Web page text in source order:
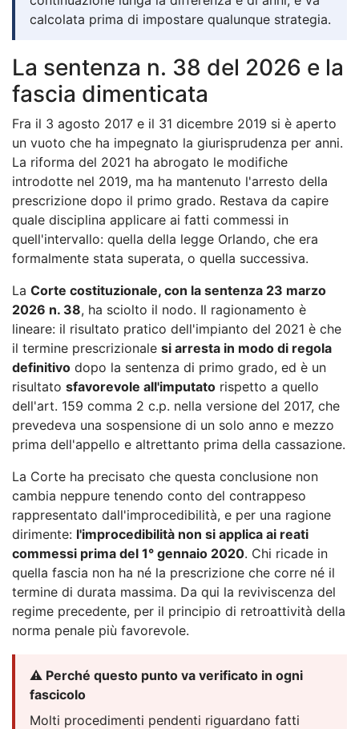
calcolata prima di impostare qualunque strategia.
La sentenza n. 38 del 2026 e la
fascia dimenticata
Fra il 3 agosto 2017 e il 31 dicembre 2019 si è aperto
un vuoto che ha impegnato la giurisprudenza per anni.
La riforma del 2021 ha abrogato le modifiche
introdotte nel 2019, ma ha mantenuto l'arresto della
prescrizione dopo il primo grado. Restava da capire
quale disciplina applicare ai fatti commessi in
quell'intervallo: quella della legge Orlando, che era
formalmente stata superata, o quella successiva.
La Corte costituzionale, con la sentenza 23 marzo
2026 n. 38, ha sciolto il nodo. Il ragionamento è
lineare: il risultato pratico dell'impianto del 2021 è che
il termine prescrizionale si arresta in modo di regola
definitivo dopo la sentenza di primo grado, ed è un
risultato sfavorevole all'imputato rispetto a quello
dell'art. 159 comma 2 c.p. nella versione del 2017, che
prevedeva una sospensione di un solo anno e mezzo
prima dell'appello e altrettanto prima della cassazione.
La Corte ha precisato che questa conclusione non
cambia neppure tenendo conto del contrappeso
rappresentato dall'improcedibilità, e per una ragione
dirimente: l'improcedibilità non si applica ai reati
commessi prima del 1° gennaio 2020. Chi ricade in
quella fascia non ha né la prescrizione che corre né il
termine di durata massima. Da qui la reviviscenza del
regime precedente, per il principio di retroattività della
norma penale più favorevole.
⚠️ Perché questo punto va verificato in ogni
fascicolo
Molti procedimenti pendenti riguardano fatti